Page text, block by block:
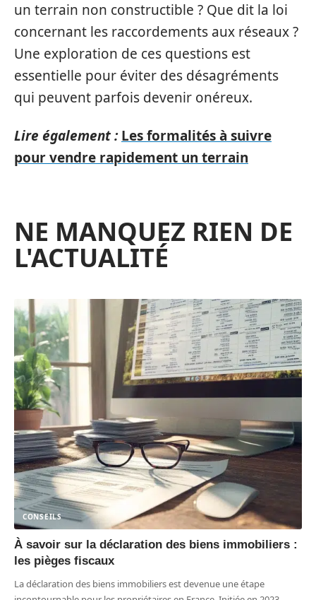
un terrain non constructible ? Que dit la loi
concernant les raccordements aux réseaux ?
Une exploration de ces questions est
essentielle pour éviter des désagréments
qui peuvent parfois devenir onéreux.
Lire également : Les formalités à suivre
pour vendre rapidement un terrain
NE MANQUEZ RIEN DE
L'ACTUALITÉ
CONSEILS
À savoir sur la déclaration des biens immobiliers :
les pièges fiscaux
La déclaration des biens immobiliers est devenue une étape